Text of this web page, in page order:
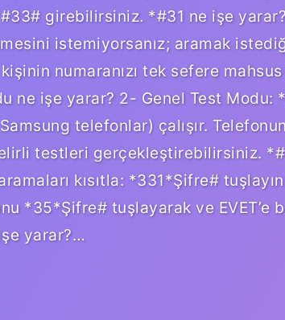
girebilirsiniz. *#31 ne işe yarar?
istemiyorsanız; aramak
numaranızı tek sefere
ne işe yarar? 2- Genel Test Modu:
telefonlar) çalışır.
testleri gerçekleştirebilirsiniz.
kısıtla: *331*Şifre# tuşlayın
*35*Şifre# tuşlayarak ve EVET’e
yarar?…